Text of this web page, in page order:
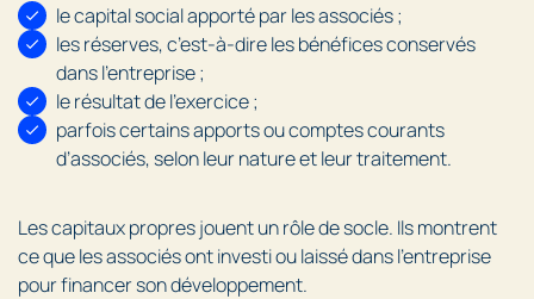
le capital social apporté par les associés ;
les réserves, c’est-à-dire les bénéfices conservés
dans l’entreprise ;
le résultat de l’exercice ;
parfois certains apports ou comptes courants
d’associés, selon leur nature et leur traitement.
Les capitaux propres jouent un rôle de socle. Ils montrent
ce que les associés ont investi ou laissé dans l’entreprise
pour financer son développement.